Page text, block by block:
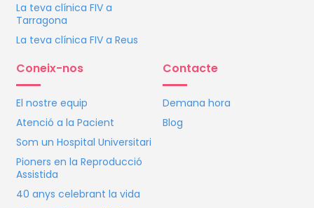
La teva clínica FIVa
Tarragona
La teva clínica FIVa Reus
Coneix-nos
El nostre equip
Atenció a la Pacient
Som un Hospital Universitari
Pioners en la Reproducció
Assistida
40 anys celebrant la vida
Contacte
Demana hora
Blog